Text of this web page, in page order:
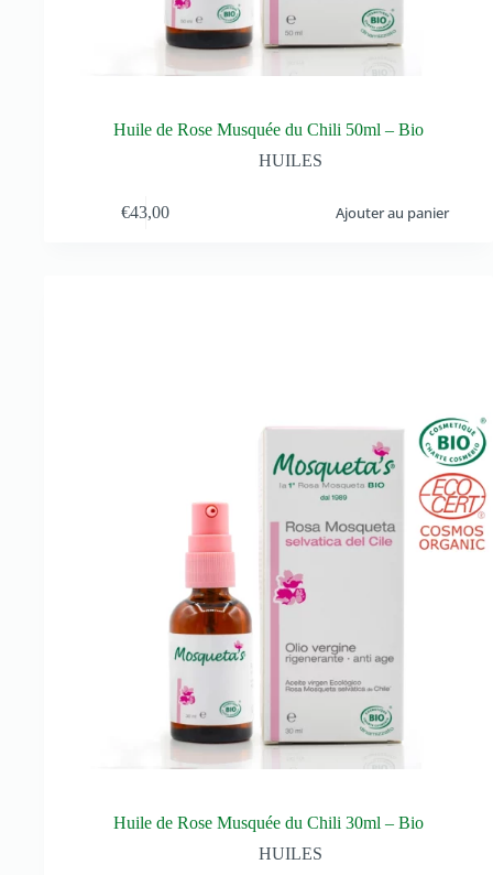
Huile de Rose Musquée du Chili 50ml – Bio
HUILES
€43,00 Ajouter au panier
Huile de Rose Musquée du Chili 30ml – Bio
HUILES